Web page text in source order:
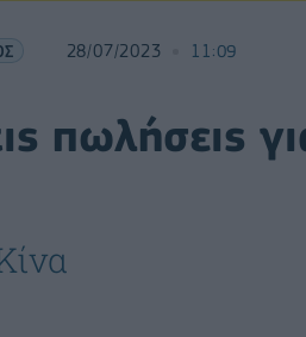
28/07/2023 11:09
πωλήσεις